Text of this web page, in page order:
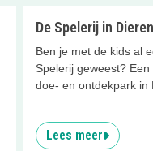
De Spelerij in Dieren
Ben je met de kids al
Spelerij geweest?
doe- en ontdekpark in
Lees meer